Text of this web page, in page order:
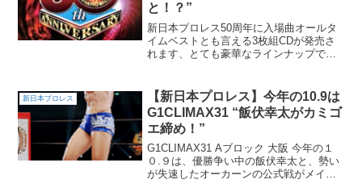
と！？”
新日本プロレス50周年に入場曲オールタ
イムベストとも言える3枚組CDが発売さ
れます、とても豪華なラインナップです
新日本プロレス
【新日本プロレス】今年の10.9は
G1CLIMAX31 “飯伏幸太がカミゴ
エ締め！”
G1CLIMAX31 Aブロック 大阪 今年の１
０.９は、優勝争い中の飯伏幸太と、勢い
が失速したオーカーンの公式戦がメイン